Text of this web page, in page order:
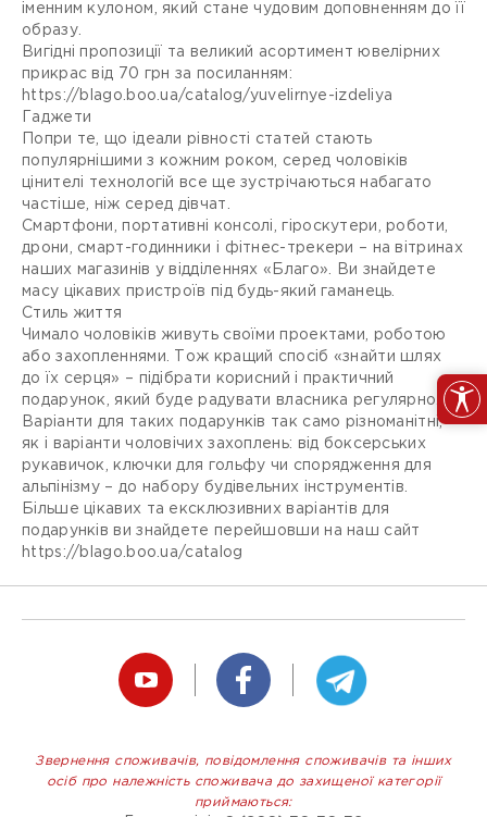
іменним кулоном, який стане чудовим доповненням до її
образу.
Вигідні пропозиції та великий асортимент ювелірних
прикрас від 70 грн за посиланням:
https://blago.boo.ua/catalog/yuvelirnye-izdeliya
Гаджети
Попри те, що ідеали рівності статей стають
популярнішими з кожним роком, серед чоловіків
цінителі технологій все ще зустрічаються набагато
частіше, ніж серед дівчат.
Смартфони, портативні консолі, гіроскутери, роботи,
дрони, смарт-годинники і фітнес-трекери – на вітринах
наших магазинів у відділеннях «Благо». Ви знайдете
масу цікавих пристроїв під будь-який гаманець.
Стиль життя
Чимало чоловіків живуть своїми проектами, роботою
або захопленнями. Тож кращий спосіб «знайти шлях
до їх серця» – підібрати корисний і практичний
подарунок, який буде радувати власника регулярно.
Варіанти для таких подарунків так само різноманітні,
як і варіанти чоловічих захоплень: від боксерських
рукавичок, ключки для гольфу чи спорядження для
альпінізму – до набору будівельних інструментів.
Більше цікавих та ексклюзивних варіантів для
подарунків ви знайдете перейшовши на наш сайт
https://blago.boo.ua/catalog
Звернення споживачів, повідомлення споживачів та інших
осіб про належність споживача до захищеної категорії
приймаються: